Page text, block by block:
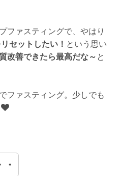
ファスティングで、やはり
セットしたい！ という思い
改善できたら最高だな～ と
ファスティング。少しでも